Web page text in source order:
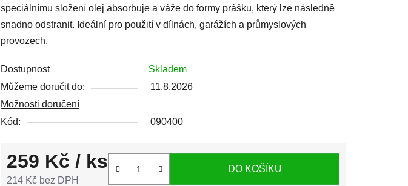
5
hvězdiček.
speciálnímu složení olej absorbuje a váže do formy prášku, který lze následně
snadno odstranit. Ideální pro použití v dílnách, garážích a průmyslových
provozech.
Dostupnost
Skladem
Můžeme doručit do:
11.8.2026
Možnosti doručení
Kód:
090400
259 Kč / ks
214 Kč bez DPH
DO KOŠÍKU